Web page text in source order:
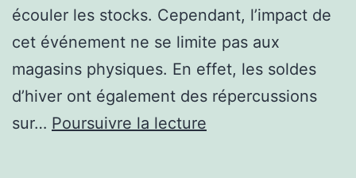
écouler les stocks. Cependant, l’impact de
cet événement ne se limite pas aux
magasins physiques. En effet, les soldes
d’hiver ont également des répercussions
sur… Poursuivre la lecture